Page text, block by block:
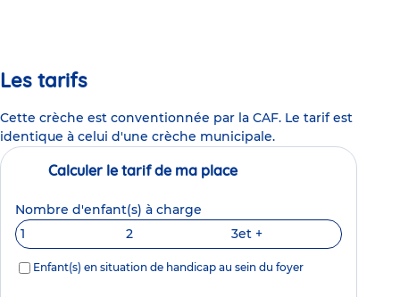
Les tarifs
Cette crèche est conventionnée par la CAF. Le tarif est
identique à celui d'une crèche municipale.
Calculer le tarif de ma place
Nombre d'enfant(s) à charge
1
2 3et +
Enfant(s) en situation de handicap au sein du foyer